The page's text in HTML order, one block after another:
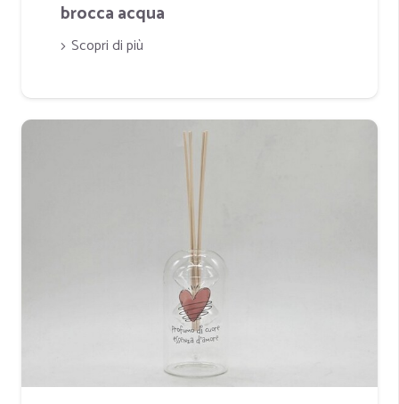
brocca acqua
Scopri di più